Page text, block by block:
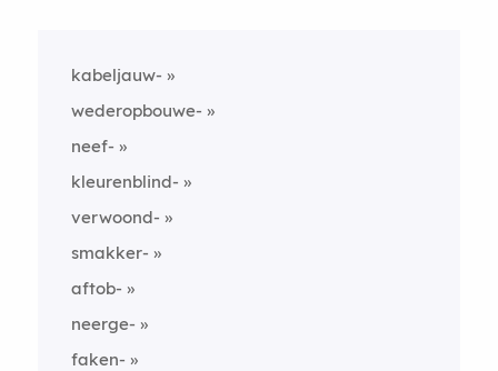
kabeljauw-
wederopbouwe-
neef-
kleurenblind-
verwoond-
smakker-
aftob-
neerge-
faken-